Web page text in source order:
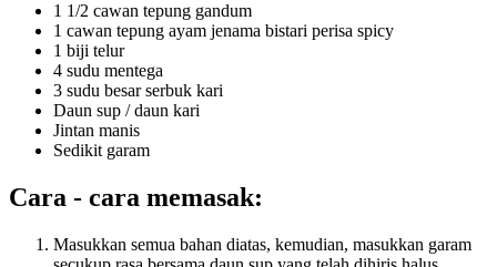
1 1/2 cawan tepung gandum
1 cawan tepung ayam jenama bistari perisa spicy
1 biji telur
4 sudu mentega
3 sudu besar serbuk kari
Daun sup / daun kari
Jintan manis
Sedikit garam
Cara - cara memasak:
Masukkan semua bahan diatas, kemudian, masukkan garam